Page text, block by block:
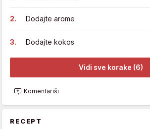
Dodajte arome
Dodajte kokos
Vidi sve korake (6)
Komentariši
RECEPT